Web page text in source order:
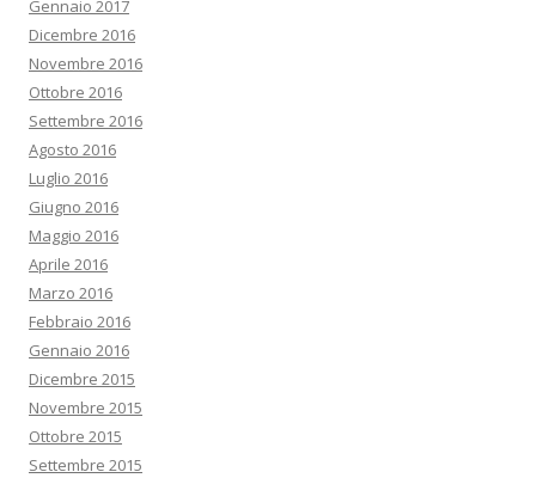
Gennaio 2017
Dicembre 2016
Novembre 2016
Ottobre 2016
Settembre 2016
Agosto 2016
Luglio 2016
Giugno 2016
Maggio 2016
Aprile 2016
Marzo 2016
Febbraio 2016
Gennaio 2016
Dicembre 2015
Novembre 2015
Ottobre 2015
Settembre 2015